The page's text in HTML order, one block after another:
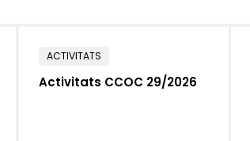
ACTIVITATS
Activitats CCOC 29/2026